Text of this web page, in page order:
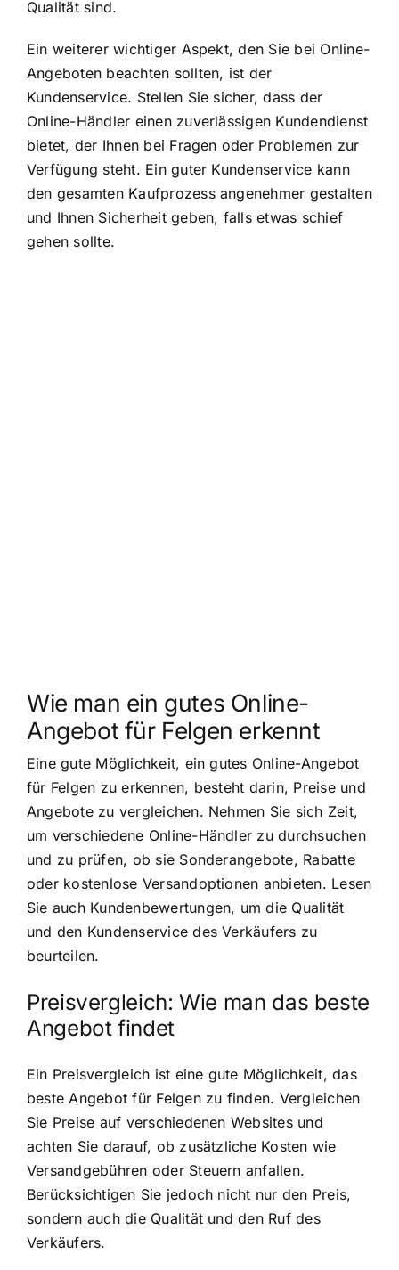
Qualität sind.
Ein weiterer wichtiger Aspekt, den Sie bei Online-
Angeboten beachten sollten, ist der
Kundenservice. Stellen Sie sicher, dass der
Online-Händler einen zuverlässigen Kundendienst
bietet, der Ihnen bei Fragen oder Problemen zur
Verfügung steht. Ein guter Kundenservice kann
den gesamten Kaufprozess angenehmer gestalten
und Ihnen Sicherheit geben, falls etwas schief
gehen sollte.
Wie man ein gutes Online-
Angebot für Felgen erkennt
Eine gute Möglichkeit, ein gutes Online-Angebot
für Felgen zu erkennen, besteht darin, Preise und
Angebote zu vergleichen. Nehmen Sie sich Zeit,
um verschiedene Online-Händler zu durchsuchen
und zu prüfen, ob sie Sonderangebote, Rabatte
oder kostenlose Versandoptionen anbieten. Lesen
Sie auch Kundenbewertungen, um die Qualität
und den Kundenservice des Verkäufers zu
beurteilen.
Preisvergleich: Wie man das beste
Angebot findet
Ein Preisvergleich ist eine gute Möglichkeit, das
beste Angebot für Felgen zu finden. Vergleichen
Sie Preise auf verschiedenen Websites und
achten Sie darauf, ob zusätzliche Kosten wie
Versandgebühren oder Steuern anfallen.
Berücksichtigen Sie jedoch nicht nur den Preis,
sondern auch die Qualität und den Ruf des
Verkäufers.